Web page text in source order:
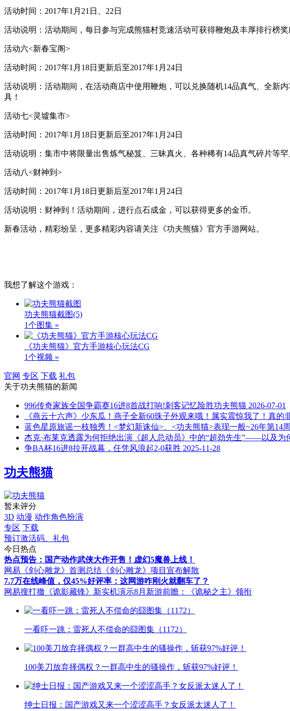
活动时间：2017年1月21日、22日
活动说明：活动期间，每日参与完成熊猫村竞速活动可获得鞭炮及丰厚排行榜奖
活动六<新春宝阁>
活动时间：2017年1月18日更新后至2017年1月24日
活动说明：活动期间，在活动商店中使用鞭炮，可以兑换随机14品真气、全新
具！
活动七<灵墟集市>
活动时间：2017年1月18日更新后至2017年1月24日
活动说明：集市中将限量出售炼气秘笈、三昧真火、各种稀有14品真气碎片等罕
活动八<财神到>
活动时间：2017年1月18日更新后至2017年1月24日
活动说明：财神到！活动期间，进行点石成金，可以获得更多的金币。
新春活动，精彩纷呈，更多精彩内容请关注《功夫熊猫》官方手游网站。
我想了解这个游戏：
功夫熊猫截图(5)
1个图集 »
《功夫熊猫》官方手游核心玩法CG
1个视频 »
官网 专区 下载 礼包
关于功夫熊猫的新闻
996传奇家族全国争霸赛16进8首战打响!刺客记忆险胜功夫熊猫 2026-07-01
《燕云十六声》少东瓜！燕子全新60珠子外观来哦！属实震惊我了！真的
蓝色星原旅谣一枝独秀！<梦幻新诛仙>、<功夫熊猫>表现一般~26年第14
杰克·布莱克透露为何拒绝出演《超人总动员》中的“超劲先生”——以及为
争BA杯16进8拉开战幕，任凭风浪起2-0获胜 2025-11-28
功夫熊猫
暂未评分
3D 动漫 动作角色扮演
专区 下载
预订激活码、礼包
今日热点
热点预告：国产动作武侠大作开售！虚幻5魔兽上线！
网易《剑心雕龙》首测总结 《剑心雕龙》项目宣布解散
7.7万在线峰值，仅45%好评率：这网游咋刚火就翻车了？
网易搜打撤《诡影藏锋》新实机演示8月新游前瞻：《诡秘之主》领衔
一看吓一跳：雷死人不偿命的囧图集（1172）
100美刀放弃择偶权？一群高中生的骚操作，斩获97%好评！
绅士日报：国产游戏又来一个涩涩高手？女反派太迷人了！